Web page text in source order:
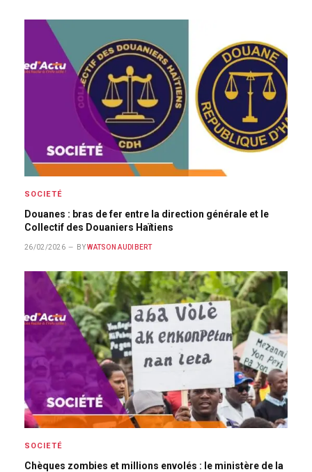
SOCIETÉ
Douanes : bras de fer entre la direction générale et le
Collectif des Douaniers Haïtiens
26/02/2026 BY WATSON AUDIBERT
SOCIETÉ
Chèques zombies et millions envolés : le ministère de la